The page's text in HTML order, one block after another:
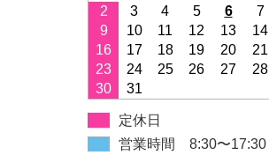
2
3 4 5 6 7
9
10 11 12 13 14
16
17 18 19 20 21
23
24 25 26 27 28
30
31
定休日
営業時間 8:30〜17:30